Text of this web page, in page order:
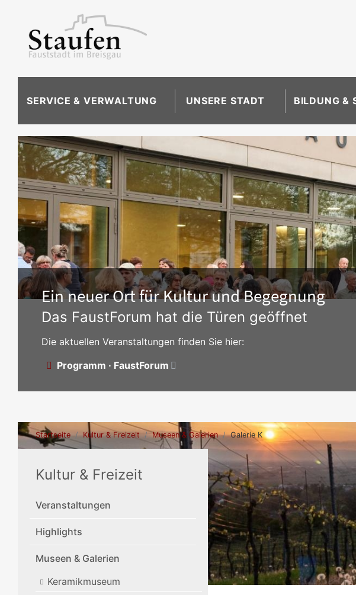
SERVICE & VERWALTUNG UNSERE STADT BILDUNG &
Ein neuer Ort für Kultur und Begegnung
Das FaustForum hat die Türen geöffnet
Die aktuellen Veranstaltungen finden Sie hier:
Programm · FaustForum
Startseite Kultur & Freizeit Museen & Galerien Galerie K
Kultur & Freizeit
Veranstaltungen
Highlights
Museen & Galerien
Keramikmuseum